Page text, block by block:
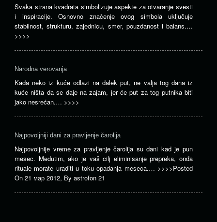
Svaka strana kvadrata simbolizuje aspekte za otvaranje svesti
i inspiracije. Osnovno značenje ovog simbola uključuje
stabilnost, strukturu, zajednicu, smer, pouzdanost i balans.…
>>>>
Narodna verovanja
Kada neko iz kuće odlazi na dalek put, ne valja tog dana iz
kuće ništa da se daje na zajam, jer će put za tog putnika biti
jako nesrećan.… >>>>
Najpovoljniji dani za pravljenje čarolija
Najpovoljnije vreme za pravljenje čarolija su dani kad je pun
mesec. Međutim, ako je vaš cilj eliminisanje prepreka, onda
rituale morate uraditi u toku opadanja meseca.… >>>>Posted
On 21 мар 2012, By astrofon 21